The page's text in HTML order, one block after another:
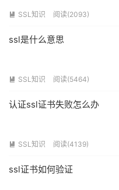
 SSL知识 阅读(2093)
ssl是什么意思
 SSL知识 阅读(5464)
认证ssl证书失败怎么办
 SSL知识 阅读(4139)
ssl证书如何验证